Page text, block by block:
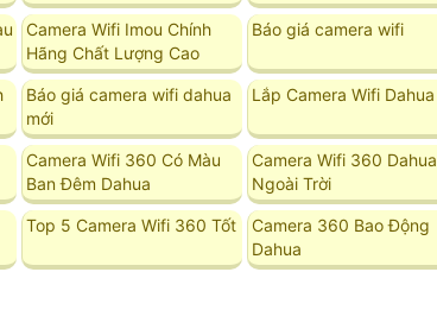
Camera Wifi Imou Chính
Hãng Chất Lượng Cao
Báo giá camera wifi
Báo giá camera wifi dahua
mới
Lắp Camera Wifi Dahua
Camera Wifi 360 Có Màu
Ban Đêm Dahua
Camera Wifi 360 Dahua
Ngoài Trời
Top 5 Camera Wifi 360 Tốt
Camera 360 Bao Động
Dahua